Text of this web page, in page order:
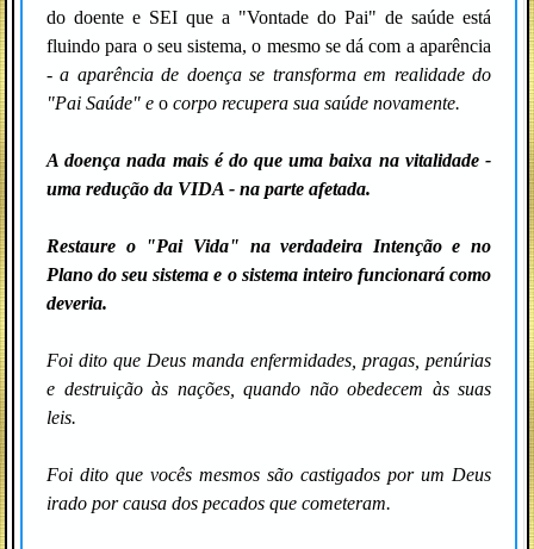
do doente e SEI que a "Vontade do Pai" de saúde está
fluindo para o seu sistema, o mesmo se dá com a aparência
-a aparência de doença se transforma em realidade do
"Pai Saúde" e o corpo recupera sua saúde novamente.
A doença nada mais é do que uma baixa na vitalidade -
uma redução da VIDA - na parte afetada.
Restaure o "Pai Vida" na verdadeira Intenção e no
Plano do seu sistema e o sistema inteiro funcionará como
deveria.
Foi dito que Deus manda enfermidades, pragas, penúrias
e destruição às nações, quando não obedecem às suas
leis.
Foi dito que vocês mesmos são castigados por um Deus
irado por causa dos pecados que cometeram.